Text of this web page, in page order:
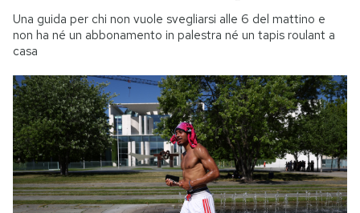
Una guida per chi non vuole svegliarsi alle 6 del mattino e
non ha né un abbonamento in palestra né un tapis roulant a
casa